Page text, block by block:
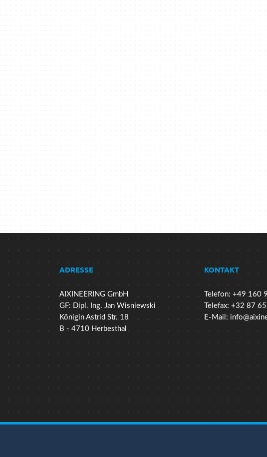
ADRESSE
AIXINEERING GmbH
GF: Dipl. Ing. Jan Wisniewski
Königin Astrid Str. 18
B - 4710 Herbesthal
KONTAKT
Telefon: +49 160
Telefax: +32 87
E-Mail: